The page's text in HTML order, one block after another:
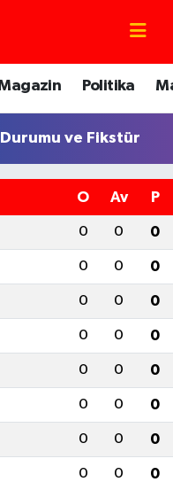
Politika
ve Fikstür
O Av P
0 0 0
0 0 0
0 0 0
0 0 0
0 0 0
0 0 0
0 0 0
0 0 0
Fikstür